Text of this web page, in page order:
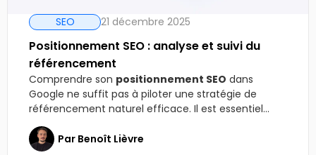
SEO 21 décembre 2025
Positionnement SEO : analyse et suivi du
référencement
Comprendre son positionnement SEO dans
Google ne suffit pas à piloter une stratégie de
référencement naturel efficace. Il est essentiel...
Par Benoît Lièvre